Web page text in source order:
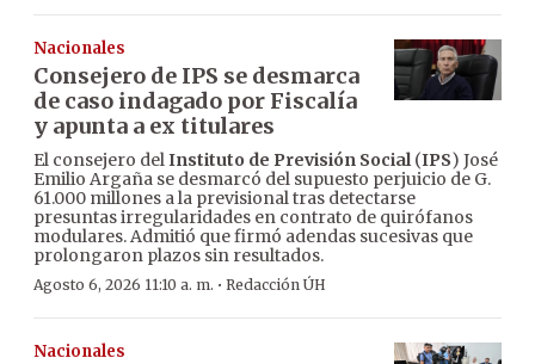
Nacionales
Consejero de IPS se desmarca
de caso indagado por Fiscalía
y apunta a ex titulares
El consejero delInstituto de Previsión Social(IPS) José
Emilio Argaña se desmarcó del supuesto perjuicio de G.
61.000 millones a la previsional tras detectarse
presuntas irregularidades en contrato de quirófanos
modulares. Admitió que firmó adendas sucesivas que
prolongaron plazos sin resultados.
Agosto 6, 2026 11:10 a. m. · Redacción ÚH
Nacionales